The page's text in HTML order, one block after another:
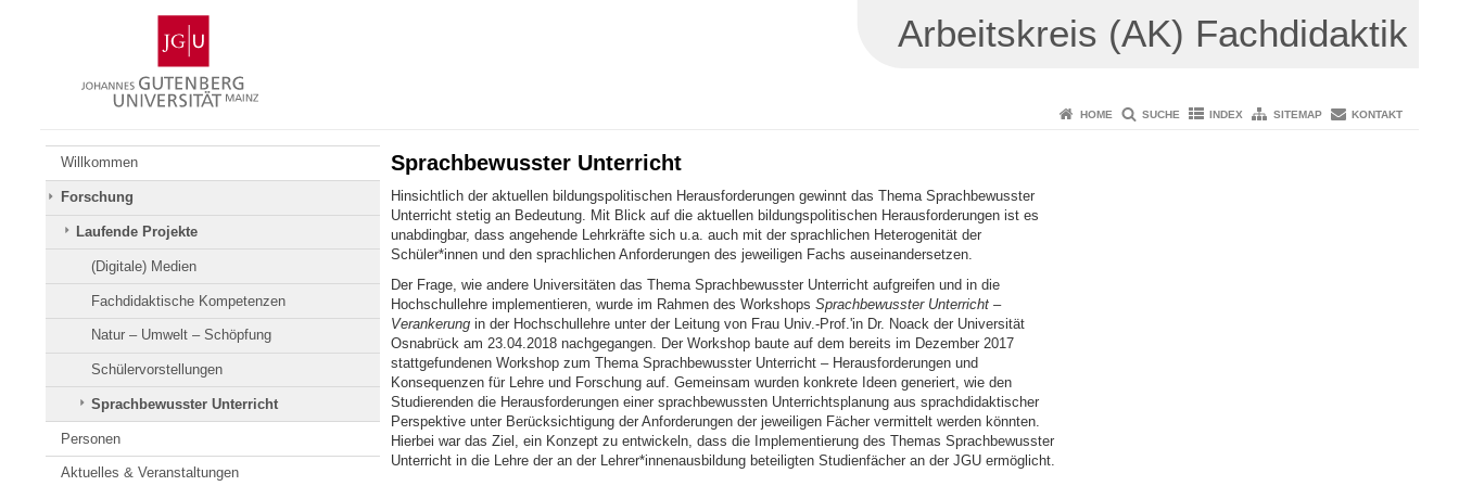
Gutenberg-
Universität
Mainz
Arbeitskreis (AK) Fachdidaktik
HOME SUCHE INDEX SITEMAP KONTAKT
Willkommen
Forschung
Laufende Projekte
(Digitale) Medien
Fachdidaktische Kompetenzen
Natur – Umwelt – Schöpfung
Schülervorstellungen
Sprachbewusster Unterricht
Personen
Aktuelles & Veranstaltungen
Sprachbewusster Unterricht
Hinsichtlich der aktuellen bildungspolitischen Herausforderungen gewinnt das Thema Sprachbewusster
Unterricht stetig an Bedeutung. Mit Blick auf die aktuellen bildungspolitischen Herausforderungen ist es
unabdingbar, dass angehende Lehrkräfte sich u.a. auch mit der sprachlichen Heterogenität der
Schüler*innen und den sprachlichen Anforderungen des jeweiligen Fachs auseinandersetzen.
Der Frage, wie andere Universitäten das Thema Sprachbewusster Unterricht aufgreifen und in die
Hochschullehre implementieren, wurde im Rahmen des Workshops Sprachbewusster Unterricht –
Verankerung in der Hochschullehre unter der Leitung von Frau Univ.-Prof.'in Dr. Noack der Universität
Osnabrück am 23.04.2018 nachgegangen. Der Workshop baute auf dem bereits im Dezember 2017
stattgefundenen Workshop zum Thema Sprachbewusster Unterricht – Herausforderungen und
Konsequenzen für Lehre und Forschung auf. Gemeinsam wurden konkrete Ideen generiert, wie den
Studierenden die Herausforderungen einer sprachbewussten Unterrichtsplanung aus sprachdidaktischer
Perspektive unter Berücksichtigung der Anforderungen der jeweiligen Fächer vermittelt werden könnten.
Hierbei war das Ziel, ein Konzept zu entwickeln, dass die Implementierung des Themas Sprachbewusster
Unterricht in die Lehre der an der Lehrer*innenausbildung beteiligten Studienfächer an der JGU ermöglicht.